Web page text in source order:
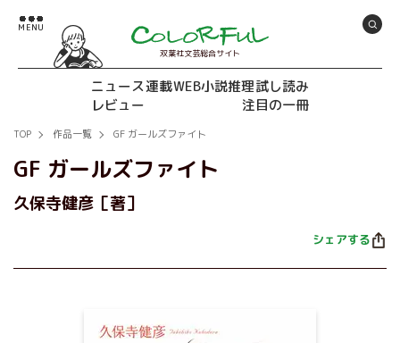
双葉社文芸総合サイト
ニュース連載WEB小説推理試し読み
レビュー
注目の一冊
TOP 作品一覧 GF ガールズファイト
GF ガールズファイト
久保寺健彦［著］
シェアする